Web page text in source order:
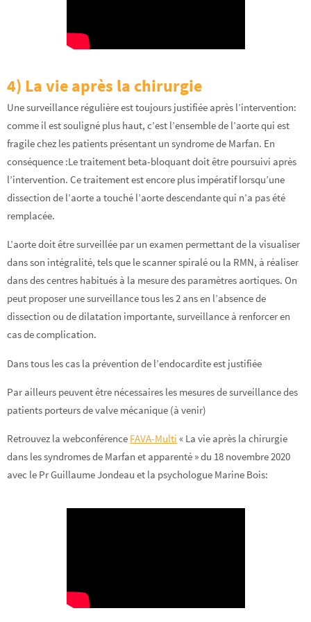
4) La vie après la chirurgie
Une surveillance régulière est toujours justifiée après l’intervention:
comme il est souligné plus haut, c’est l’ensemble de l’aorte qui est
fragile chez les patients présentant un syndrome de Marfan. En
conséquence :Le traitement beta-bloquant doit être poursuivi après
l’intervention. Ce traitement est encore plus impératif lorsqu’une
dissection de l’aorte a touché l’aorte descendante qui n’a pas été
remplacée.
L’aorte doit être surveillée par un examen permettant de la visualiser
dans son intégralité, tels que le scanner spiralé ou la RMN, à réaliser
dans des centres habitués à la mesure des paramètres aortiques. On
peut proposer une surveillance tous les 2 ans en l’absence de
dissection ou de dilatation importante, surveillance à renforcer en
cas de complication.
Dans tous les cas la prévention de l’endocardite est justifiée
Par ailleurs peuvent être nécessaires les mesures de surveillance des
patients porteurs de valve mécanique (à venir)
Retrouvez la webconférence FAVA-Multi « La vie après la chirurgie
dans les syndromes de Marfan et apparenté » du 18 novembre 2020
avec le Pr Guillaume Jondeau et la psychologue Marine Bois: